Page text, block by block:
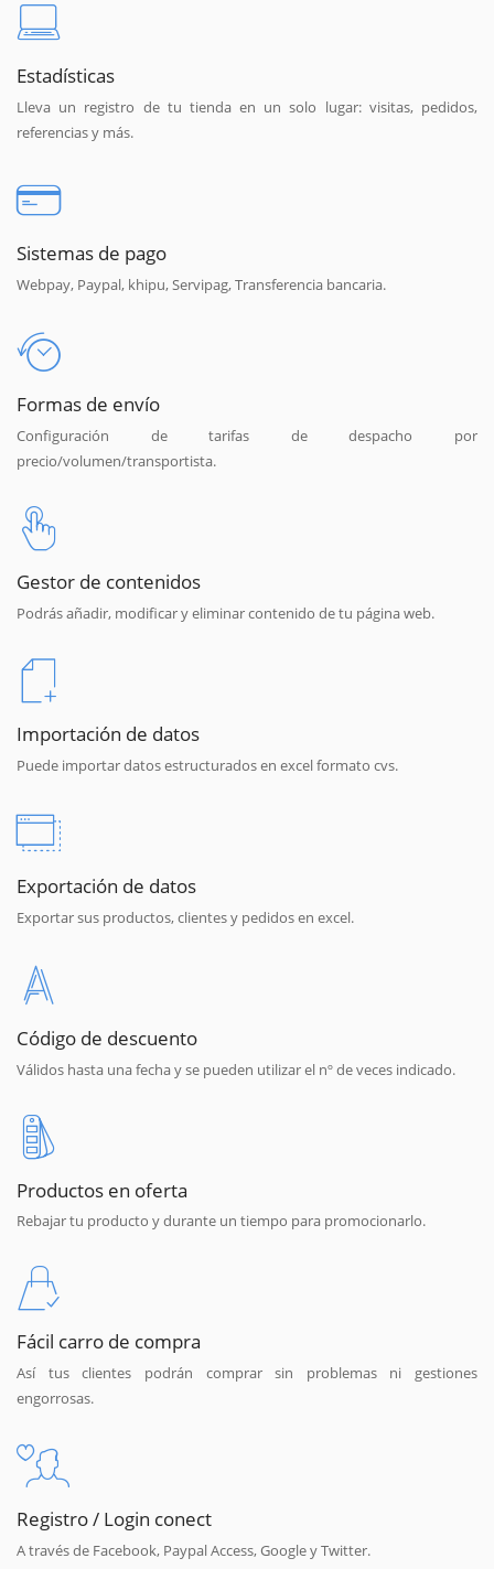
Estadísticas
Lleva un registro de tu tienda en un solo lugar: visitas, pedidos,
referencias y más.
Sistemas de pago
Webpay, Paypal, khipu, Servipag, Transferencia bancaria.
Formas de envío
Configuración de tarifas de despacho por
precio/volumen/transportista.
Gestor de contenidos
Podrás añadir, modificar y eliminar contenido de tu página web.
Importación de datos
Puede importar datos estructurados en excel formato cvs.
Exportación de datos
Exportar sus productos, clientes y pedidos en excel.
Código de descuento
Válidos hasta una fecha y se pueden utilizar el nº de veces indicado.
Productos en oferta
Rebajar tu producto y durante un tiempo para promocionarlo.
Fácil carro de compra
Así tus clientes podrán comprar sin problemas ni gestiones
engorrosas.
Registro / Login conect
A través de Facebook, Paypal Access, Google y Twitter.